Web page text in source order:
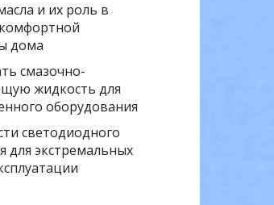
и их роль в
дома
смазочно-
жидкость для
оборудования
светодиодного
для экстремальных